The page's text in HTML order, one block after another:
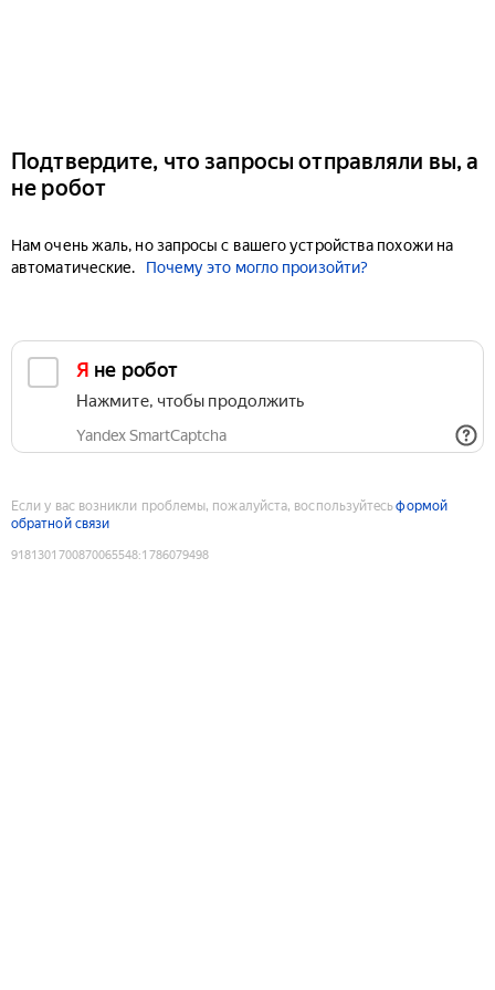
Подтвердите, что запросы отправляли вы, а
не робот
Нам очень жаль, но запросы с вашего устройства похожи на
автоматические.
Почему это могло произойти?
Я не робот
Нажмите, чтобы продолжить
Yandex SmartCaptcha
Если у вас возникли проблемы, пожалуйста, воспользуйтесьформой
обратной связи
9181301700870065548:1786079498